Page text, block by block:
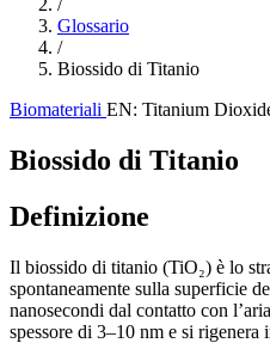
/
Glossario
/
Biossido di Titanio
Biomateriali EN: Titanium
Biossido di Titanio
Definizione
Il biossido di titanio (TiO₂) è lo
spontaneamente sulla superficie
nanosecondi dal contatto con
spessore di 3–10 nm e si rigenera